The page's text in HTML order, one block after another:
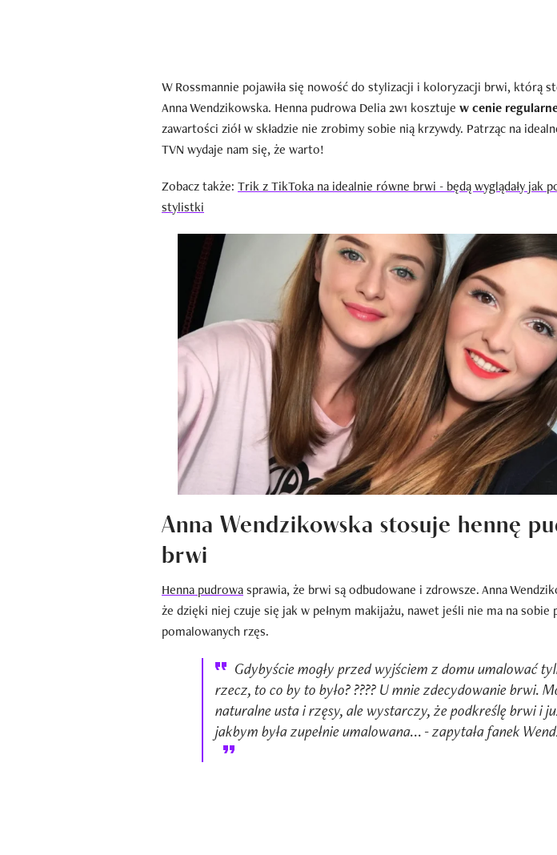
W Rossmannie pojawiła się nowość do stylizacji i koloryzacji brwi, którą
Anna Wendzikowska. Henna pudrowa Delia 2w1 kosztuje w cenie
zawartości ziół w składzie nie zrobimy sobie nią krzywdy. Patrząc na
TVN wydaje nam się, że warto!
Zobacz także: Trik z TikToka na idealnie równe brwi - będą wyglądały jak
stylistki
Anna Wendzikowska stosuje hennę
brwi
Henna pudrowasprawia, że brwi są odbudowane i zdrowsze. Anna
że dzięki niej czuje się jak w pełnym makijażu, nawet jeśli nie ma na sobie
pomalowanych rzęs.
Gdybyście mogły przed wyjściem z domu umalować
rzecz, to co by to było? ???? U mnie zdecydowanie brwi.
naturalne usta i rzęsy, ale wystarczy, że podkreślę brwi i
jakbym była zupełnie umalowana... - zapytała fanek